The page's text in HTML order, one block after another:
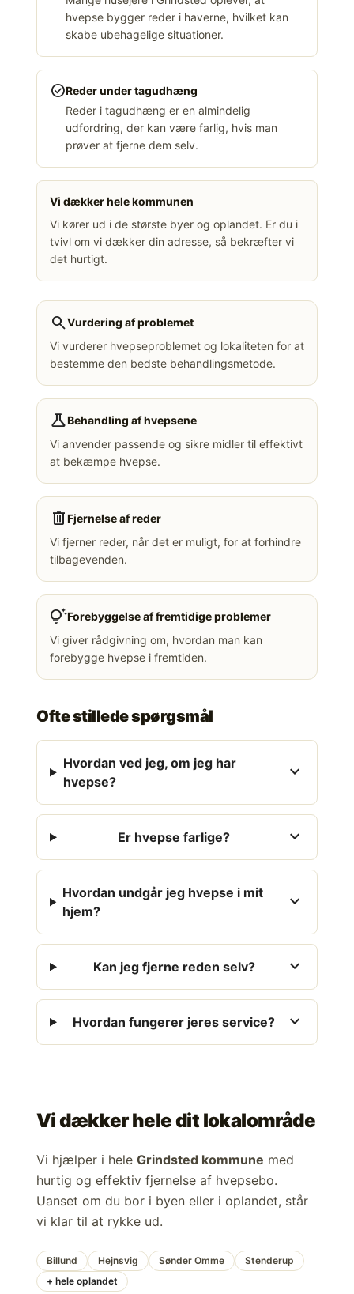
hvepse bygger reder i haverne, hvilket kan
skabe ubehagelige situationer.
check_circleReder under tagudhæng
Reder i tagudhæng er en almindelig
udfordring, der kan være farlig, hvis man
prøver at fjerne dem selv.
Vi dækker hele kommunen
Vi kører ud i de største byer og oplandet. Er du i
tvivl om vi dækker din adresse, så bekræfter vi
det hurtigt.
searchVurdering af problemet
Vi vurderer hvepseproblemet og lokaliteten for at
bestemme den bedste behandlingsmetode.
scienceBehandling af hvepsene
Vi anvender passende og sikre midler til effektivt
at bekæmpe hvepse.
deleteFjernelse af reder
Vi fjerner reder, når det er muligt, for at forhindre
tilbagevenden.
tips_and_updatesForebyggelse af fremtidige problemer
Vi giver rådgivning om, hvordan man kan
forebygge hvepse i fremtiden.
Ofte stillede spørgsmål
Hvordan ved jeg, om jeg har
hvepse?
expand_more
Er hvepse farlige? expand_more
Hvordan undgår jeg hvepse i mit
hjem?
expand_more
Kan jeg fjerne reden selv? expand_more
Hvordan fungerer jeres service? expand_more
Vi dækker hele dit lokalområde
Vi hjælper i hele Grindsted kommune med
hurtig og effektiv fjernelse af hvepsebo.
Uanset om du bor i byen eller i oplandet, står
vi klar til at rykke ud.
Billund Hejnsvig Sønder Omme
Stenderup
+ hele oplandet